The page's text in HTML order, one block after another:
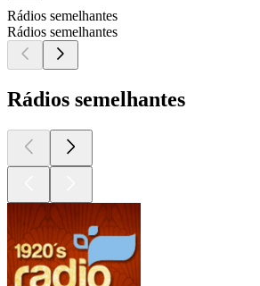
Rádios semelhantes
Rádios semelhantes
Rádios semelhantes